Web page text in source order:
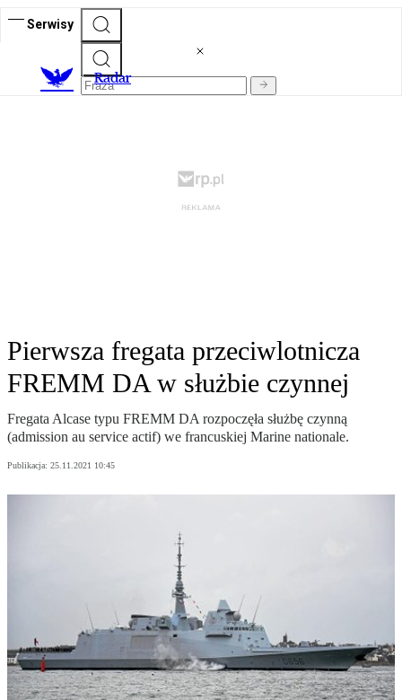
Serwisy
Radar
Pierwsza fregata przeciwlotnicza
FREMM DA w służbie czynnej
Fregata Alcase typu FREMM DA rozpoczęła służbę czynną
(admission au service actif) we francuskiej Marine nationale.
Publikacja: 25.11.2021 10:45